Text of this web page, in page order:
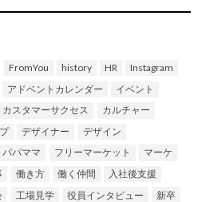
FromYou history HR
Instagram
アドベントカレンダー
イベント
カスタマーサクセス
カルチャー
デザイナー
デザイン
パパママ フリーマーケット
マーケ
働き方 働く仲間
入社後支援
工場見学 役員インタビュー
新卒